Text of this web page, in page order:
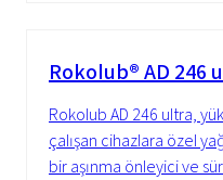
Rokolub® AD 246
Rokolub AD 246 ultra,
çalışan cihazlara özel
bir aşınma önleyici ve